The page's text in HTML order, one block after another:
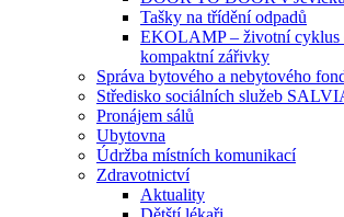
Tašky na třídění odpadů
EKOLAMP – životní cyklus
kompaktní zářivky
Správa bytového a nebytového
Středisko sociálních služeb
Pronájem sálů
Ubytovna
Údržba místních komunikací
Zdravotnictví
Aktuality